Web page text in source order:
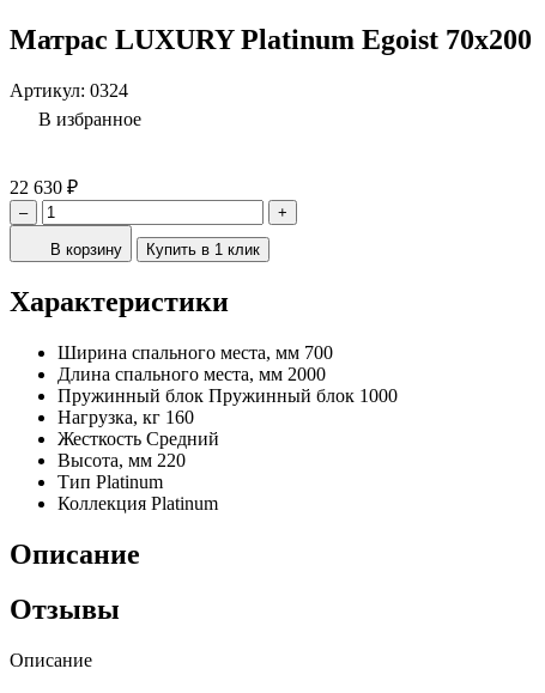
Матрас LUXURY Platinum Egoist 70x200
Артикул: 0324
В избранное
22 630 ₽
– +
В корзину Купить в 1 клик
Характеристики
Ширина спального места, мм 700
Длина спального места, мм 2000
Пружинный блок Пружинный блок 1000
Нагрузка, кг 160
Жесткость Средний
Высота, мм 220
Тип Platinum
Коллекция Platinum
Описание
Отзывы
Описание